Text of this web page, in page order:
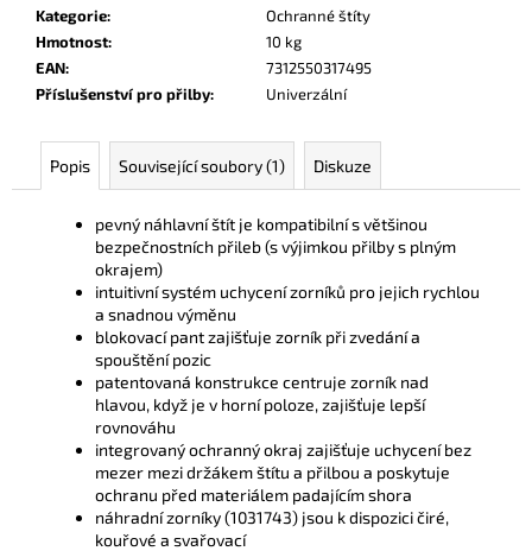
Kategorie:
Ochranné štíty
Hmotnost:
10 kg
EAN:
7312550317495
Příslušenství pro přilby: Univerzální
Popis Související soubory (1) Diskuze
pevný náhlavní štít je kompatibilní s většinou
bezpečnostních přileb (s výjimkou přilby s plným
okrajem)
intuitivní systém uchycení zorníků pro jejich rychlou
a snadnou výměnu
blokovací pant zajišťuje zorník při zvedání a
spouštění pozic
patentovaná konstrukce centruje zorník nad
hlavou, když je v horní poloze, zajišťuje lepší
rovnováhu
integrovaný ochranný okraj zajišťuje uchycení bez
mezer mezi držákem štítu a přilbou a poskytuje
ochranu před materiálem padajícím shora
náhradní zorníky (1031743) jsou k dispozici čiré,
kouřové a svařovací
p
o
u
e